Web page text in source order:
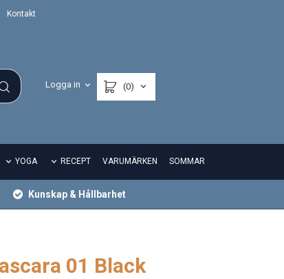
Kontakt
Logga in (0)
YOGA RECEPT VARUMÄRKEN SOMMAR
Kunskap & Hållbarhet
01 Black